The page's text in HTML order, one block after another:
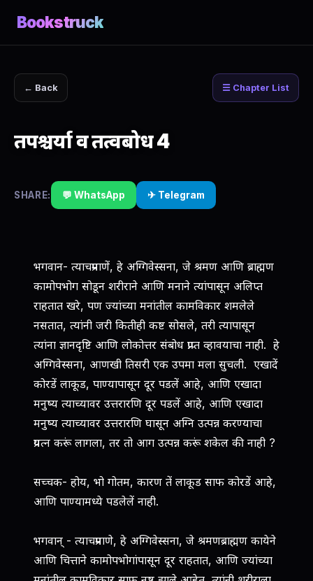
Bookstruck
← Back ☰ Chapter List
तपश्चर्या व तत्वबोध 4
SHARE: 💬 WhatsApp ✈ Telegram
भगवान- त्याचप्रमाणें, हे अग्गिवेस्सना, जे श्रमण आणि ब्राह्मण
कामोपभोग सोडून शरीराने आणि मनाने त्यांपासून अलिप्‍त
राहतात खरे, पण ज्यांच्या मनांतील कामविकार शमलेले
नसतात, त्यांनी जरी कितीही कष्ट सोसले, तरी त्यापासून
त्यांना ज्ञानदृष्टि आणि लोकोत्तर संबोध प्राप्‍त व्हावयाचा नाही. हे
अग्गिवेस्सना, आणखी तिसरी एक उपमा मला सुचली. एखादें
कोरडें लाकूड, पाण्यापासून दूर पडलें आहे, आणि एखादा
मनुष्य त्याच्यावर उत्तरारणि दूर पडलें आहे, आणि एखादा
मनुष्य त्याच्यावर उत्तरारणि घासून अग्नि उत्पन्न करण्याचा
प्रयत्‍न करूं लागला, तर तो आग उत्पन्न करूं शकेल की नाही ?
सच्चक- होय, भो गोतम, कारण तें लाकूड साफ कोरडें आहे,
आणि पाण्यामध्ये पडलेलें नाही.
भगवान् - त्याचप्रमाणे, हे अग्गिवेस्सना, जे श्रमणब्राह्मण कायेने
आणि चित्ताने कामोपभोगांपासून दूर राहतात, आणि ज्यांच्या